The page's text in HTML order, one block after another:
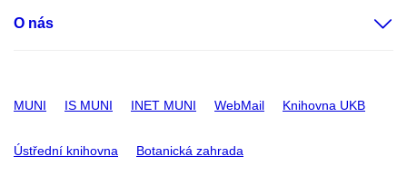
O nás
MUNI IS MUNI INET MUNI WebMail Knihovna UKB
Ústřední knihovna Botanická zahrada